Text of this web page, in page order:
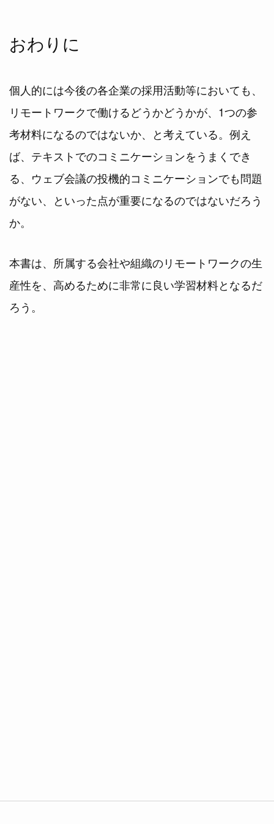
おわりに
個人的には今後の各企業の採用活動等においても、
リモートワークで働けるどうかどうかが、1つの参
考材料になるのではないか、と考えている。例え
ば、テキストでのコミニケーションをうまくでき
る、ウェブ会議の投機的コミニケーションでも問題
がない、といった点が重要になるのではないだろう
か。
本書は、所属する会社や組織のリモートワークの生
産性を、高めるために非常に良い学習材料となるだ
ろう。